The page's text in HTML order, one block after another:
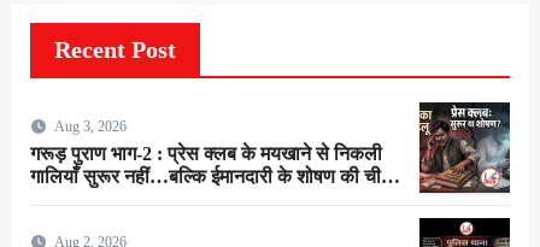
Recent Post
Aug 3, 2026
गरूड़ पुराण भाग-2 : प्रेस क्लब के मयखाने से निकली
गालियाँ सुरूर नहीं…बल्कि ईमानदारी के शोषण की चीख
Aug 2, 2026